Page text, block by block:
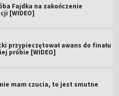
Fajdka na zakończenie
[WIDEO]
przypieczętował awans do finału
próbie [WIDEO]
mam czucia, to jest smutne